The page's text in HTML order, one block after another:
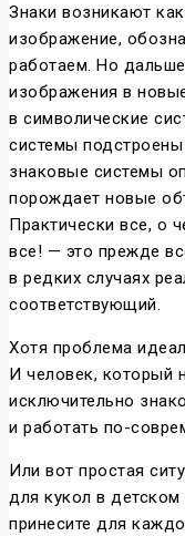
Знаки возникают
изображение,
работаем. Но
изображения в
в символические
системы
знаковые системы
порождает новые
Практически все, о
все! — это прежде
в редких случаях
соответствующий.
Хотя проблема
И человек, который
исключительно
и работать по-
Или вот простая
для кукол в
принесите для